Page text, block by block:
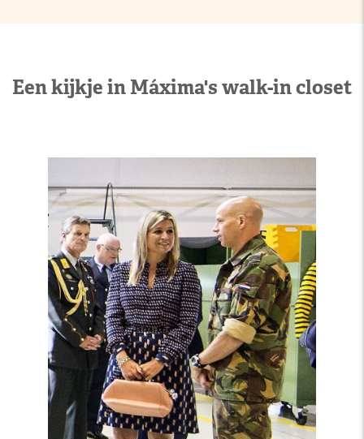
Een kijkje in Máxima's walk-in closet